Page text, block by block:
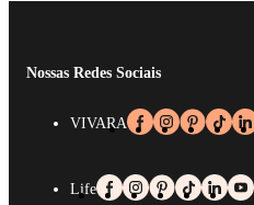
Nossas Redes Sociais
VIVARA
Life